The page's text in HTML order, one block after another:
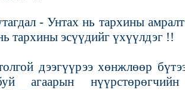
- Унтах нь тархины
тархины эсүүдийг үхүүлдэг !!
дээгүүрээ хөнжлөөр
агаарын нүүрстөрөгчийн